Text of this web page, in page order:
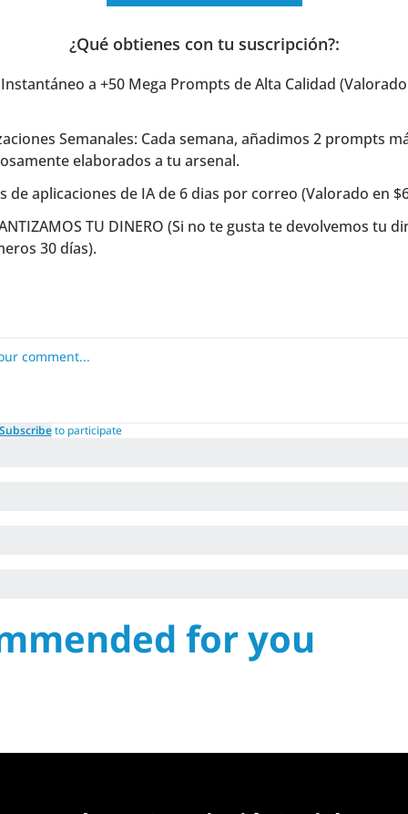
¿Qué obtienes con tu suscripción?:
a +50 Mega Prompts de Alta Calidad
Semanales: Cada semana, añadimos 2 prompts
elaborados a tu arsenal.
de aplicaciones de IA de 6 dias por correo (Valorado en
TU DINERO (Si no te gusta te devolvemos tu
30 días).
to participate
for you